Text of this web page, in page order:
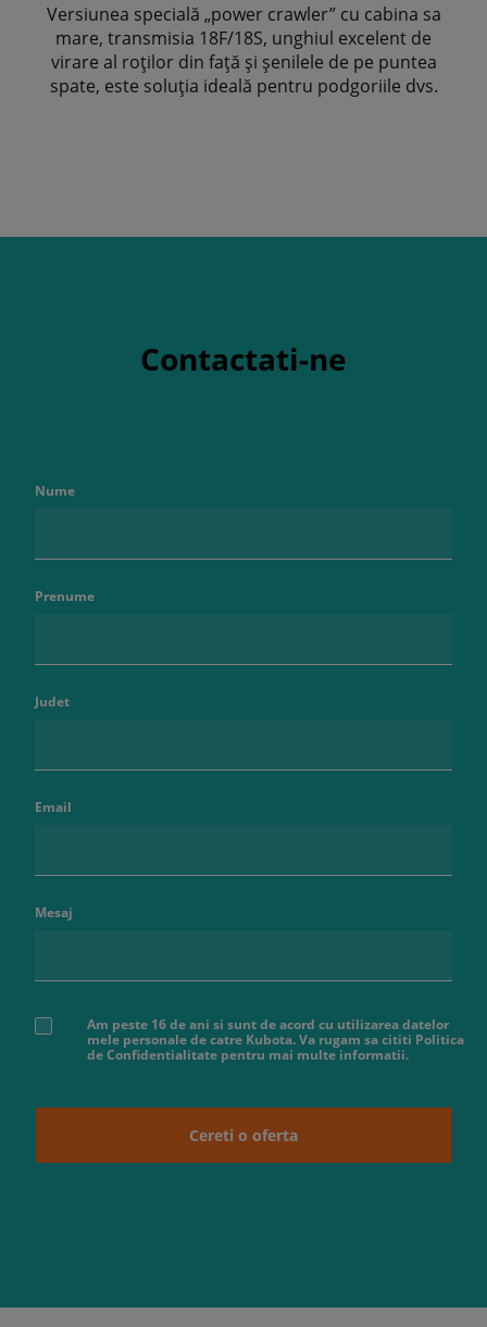
Versiunea specială „power crawler” cu cabina sa
mare, transmisia 18F/18S, unghiul excelent de
virare al roților din față și șenilele de pe puntea
spate, este soluția ideală pentru podgoriile dvs.
Contactati-ne
Nume
Prenume
Judet
Email
Mesaj
Am peste 16 de ani si sunt de acord cu utilizarea datelor
mele personale de catre Kubota. Va rugam sa cititi Politica
de Confidentialitate pentru mai multe informatii.
Cereti o oferta